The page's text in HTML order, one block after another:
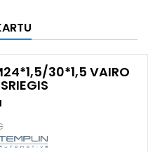
30*1,5 VAIRO